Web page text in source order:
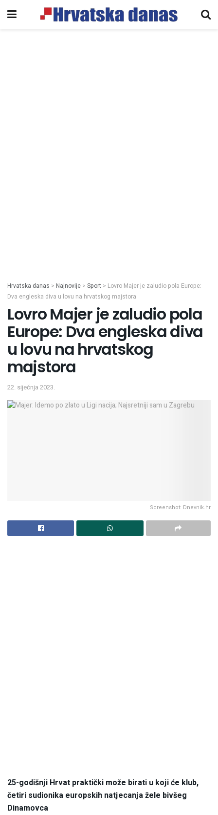
Hrvatska danas > Najnovije > Sport > Lovro Majer je zaludio pola Europe:
Dva engleska diva u lovu na hrvatskog majstora
Lovro Majer je zaludio pola
Europe: Dva engleska diva
u lovu na hrvatskog
majstora
22. siječnja 2023.
Screenshot: Dnevnik.hr
25-godišnji Hrvat praktički može birati u koji će klub,
četiri sudionika europskih natjecanja žele bivšeg
Dinamovca